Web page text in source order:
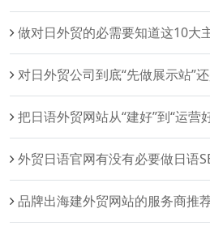
做对日外贸的必需要知道这10大
对日外贸公司到底“先做展示站”
把日语外贸网站从“建好”到“运营
外贸日语官网有没有必要做日语
品牌出海建外贸网站的服务商推